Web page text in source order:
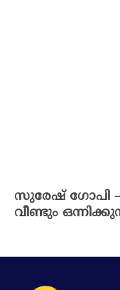
സുരേഷ് ഗോപി –
വീണ്ടും